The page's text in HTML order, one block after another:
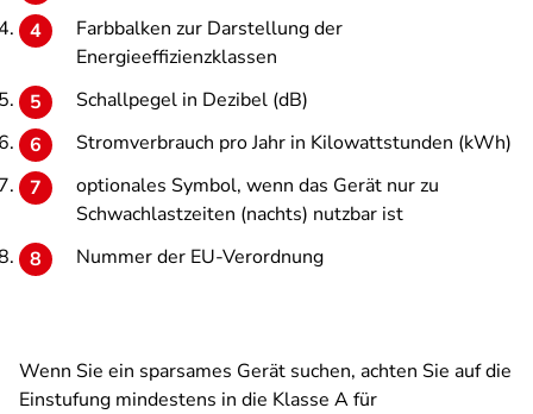
Farbbalken zur Darstellung der
Energieeffizienzklassen
Schallpegel in Dezibel (dB)
Stromverbrauch pro Jahr in Kilowattstunden (kWh)
optionales Symbol, wenn das Gerät nur zu
Schwachlastzeiten (nachts) nutzbar ist
Nummer der EU-Verordnung
Wenn Sie ein sparsames Gerät suchen, achten Sie auf die
Einstufung mindestens in die Klasse A für